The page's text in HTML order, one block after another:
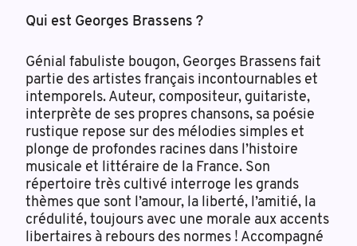
Qui est Georges Brassens ?
Génial fabuliste bougon, Georges Brassens fait
partie des artistes français incontournables et
intemporels. Auteur, compositeur, guitariste,
interprète de ses propres chansons, sa poésie
rustique repose sur des mélodies simples et
plonge de profondes racines dans l’histoire
musicale et littéraire de la France. Son
répertoire très cultivé interroge les grands
thèmes que sont l’amour, la liberté, l’amitié, la
crédulité, toujours avec une morale aux accents
libertaires à rebours des normes ! Accompagné